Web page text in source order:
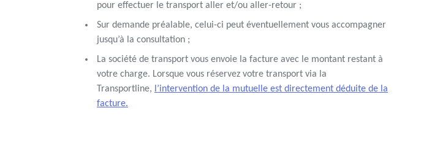
pour effectuer le transport aller et/ou aller-retour ;
Sur demande préalable, celui-ci peut éventuellement vous accompagner
jusqu’à la consultation ;
La société de transport vous envoie la facture avec le montant restant à
votre charge. Lorsque vous réservez votre transport via la
Transportline,
l’intervention de la mutuelle est directement déduite de la
facture.